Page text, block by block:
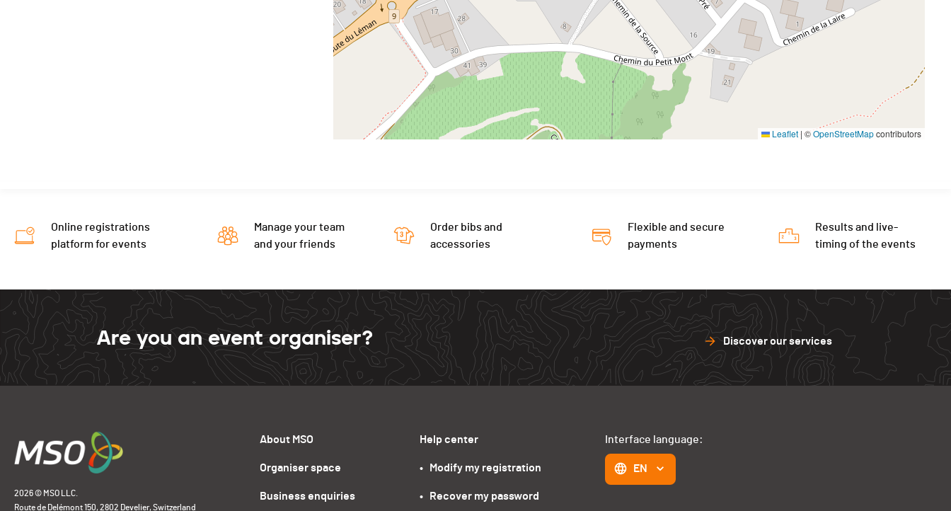
Leaflet |©OpenStreetMapcontributors
Online registrations
platform for events
Manage your team
and your friends
Order bibs and
accessories
Flexible and secure
payments
Results and live-
timing of the events
Are you an event organiser? Discover our services
2026 © MSO LLC.
Route de Delémont 150, 2802 Develier, Switzerland
About MSO
Organiser space
Business enquiries
Help center
•   Modify my registration
•   Recover my password
Interface language:
EN